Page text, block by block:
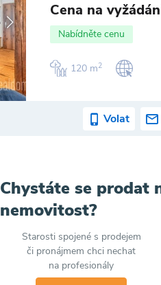
Cena na
Nabídněte cenu
120 m2
Volat
Chystáte se prodat
nemovitost?
Starosti spojené s prodejem
či pronájmem chci nechat
na profesionály